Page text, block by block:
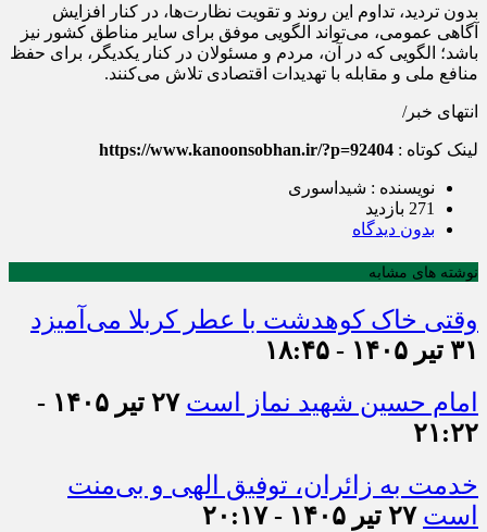
بدون تردید، تداوم این روند و تقویت نظارت‌ها، در کنار افزایش
آگاهی عمومی، می‌تواند الگویی موفق برای سایر مناطق کشور نیز
باشد؛ الگویی که در آن، مردم و مسئولان در کنار یکدیگر، برای حفظ
منافع ملی و مقابله با تهدیدات اقتصادی تلاش می‌کنند.
انتهای خبر/
لینک کوتاه : https://www.kanoonsobhan.ir/?p=92404
نویسنده : شیداسوری
271 بازدید
بدون دیدگاه
نوشته های مشابه
وقتی خاک کوهدشت با عطر کربلا می‌آمیزد
۳۱ تیر ۱۴۰۵ - ۱۸:۴۵
امام حسین شهید نماز است
۲۷ تیر ۱۴۰۵ -
۲۱:۲۲
خدمت به زائران، توفیق الهی و بی‌منت
است ۲۷ تیر ۱۴۰۵ - ۲۰:۱۷